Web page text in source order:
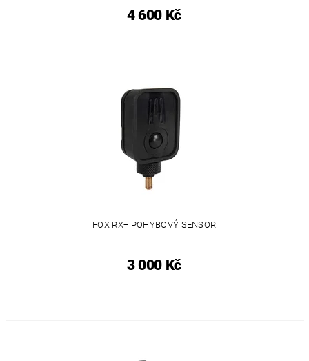
4 600 Kč
FOX RX+ POHYBOVÝ SENSOR
3 000 Kč